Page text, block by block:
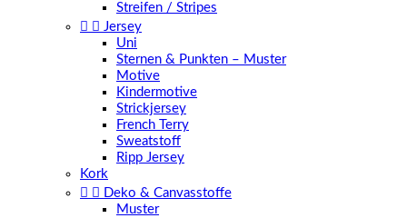
Streifen / Stripes
  Jersey
Uni
Sternen & Punkten – Muster
Motive
Kindermotive
Strickjersey
French Terry
Sweatstoff
Ripp Jersey
Kork
  Deko & Canvasstoffe
Muster